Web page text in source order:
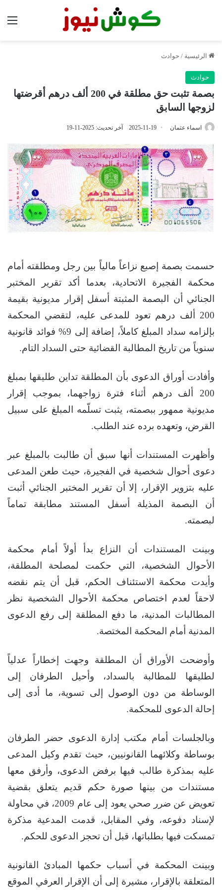
الرئيسية / حوادث
حوادث
بصمة تثبت حق مطلقة في 200 ألف درهم أقرضتها
لزوجها السابق
اسماء عثمان 2025-11-19 آخر تحديث: 2025-11-19
حسمت بصمة إصبع نزاعاً مالياً بين رجل ومطلقته أمام
محكمة الفجيرة الاتحادية، بعدما أكد تقرير المختبر
الجنائي أن البصمة المثبتة أسفل إقرار مديونية بقيمة
200 ألف درهم تعود للمدعى عليه، لتقضي المحكمة
بإلزامه سداد المبلغ كاملاً، إضافة إلى 9% فوائد قانونية
سنوياً من تاريخ المطالبة القضائية حتى السداد التام.
وأفادت أوراق الدعوى بأن المطلقة تداين طليقها بمبلغ
200 ألف درهم أثناء فترة زواجهما، بموجب إقرار
مديونية ممهور ببصمته، يثبت تسلّمه المبلغ على سبيل
القرض، وتعهده برده عند الطلب.
وأظهرت المستندات أنها سبق أن طالبت بالمبلغ عبر
دعوى أحوال شخصية في الفجيرة، حيث طعن المدعى
عليه بتزوير الإقرار، إلا أن تقرير المختبر الجنائي أثبت
أن البصمة المذيلة أسفل المستند مطابقة تماماً
لبصمته.
وبينت المستندات أن النزاع بدأ أولاً أمام محكمة
الأحوال الشخصية، التي حكمت لمصلحة المطلقة،
وأيدت محكمة الاستئناف الحكم، قبل أن يتم نقضه
لاحقاً لعدم اختصاص محكمة الأحوال الشخصية نظر
المطالبات المدنية، ما دفع المطلقة إلى رفع الدعوى
المدنية أمام المحكمة المختصة.
وأوضحت الأوراق أن المطلقة وجهت إخطاراً عدلياً
لطليقها للمطالبة بالسداد، وأحيل الطرفان إلى
الوساطة من دون الوصول إلى تسوية، ما أدى إلى
إحالة الدعوى للمحكمة.
وبالجلسات أمام مكتب إدارة الدعوى حضر الطرفان
بوساطة وكلائهما القانونيين، حيث تقدم وكيل المدعى
عليه بمذكرة طالب فيها برفض الدعوى، وأرفق معها
مستندات من بينها صورة حكم قديم يتعلق بقضية
تعويض عن ضرر صحي يعود إلى عام 2009، في محاولة
لإسناد دفوعه، وفي المقابل، قدمت المدعية مذكرة
تمسكت فيها بطلباتها، قبل أن تحجز الدعوى للحكم.
وبينت المحكمة في أسباب حكمها المبادئ القانونية
المتعلقة بالإقرار، مشيرة إلى أن الإقرار العرفي الموقع